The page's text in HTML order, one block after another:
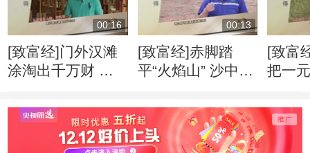
00:16
[致富经]门外汉滩
涂淘出千万财 创
00:13
[致富经]赤脚踏
平“火焰山” 沙中掘
得
[致富
把一